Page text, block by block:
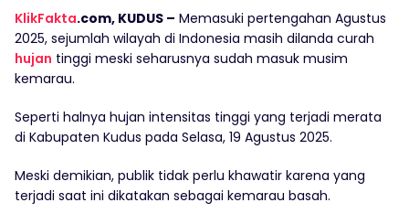
KlikFakta.com, KUDUS – Memasuki pertengahan Agustus
2025, sejumlah wilayah di Indonesia masih dilanda curah
hujan tinggi meski seharusnya sudah masuk musim
kemarau.
Seperti halnya hujan intensitas tinggi yang terjadi merata
di Kabupaten Kudus pada Selasa, 19 Agustus 2025.
Meski demikian, publik tidak perlu khawatir karena yang
terjadi saat ini dikatakan sebagai kemarau basah.